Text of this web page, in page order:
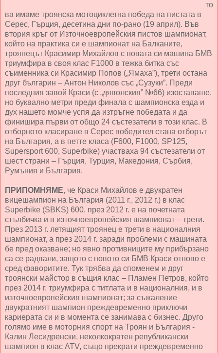
то
ва имаме троянска мотоциклетна победа на пистата в
Серес, Гърция, десетина дни по-рано (19 април). Във
втория кръг от Източноевропейския пистов шампионат,
който на практика си е шампионат на Балканите,
троянецът Красимир Михайлов с новата си машина БМВ
триумфира в своя клас F1000 в тежка битка със
съименника си Красимир Попов („Ямаха”), трети остана
друг българин – Антон Николов със „Сузуки”. Преди
последния завой Краси (с „дяволския” №66) изоставаше,
но буквално метри преди финала с шампионска езда и
дух нашето момче успя да изтръгне победата и да
финишира първи от общо 24 състезатели в този клас. В
отборното класиране в Серес победител стана отборът
на България, а в петте класа (F600, F1000, SP125,
Supersport 600, Superbike) участваха 94 състезатели от
шест страни – Гърция, Турция, Македония, Сърбия,
Румъния и България.
ПРИПОМНЯМЕ, че Краси Михайлов е двукратен
вицешампион на България (2011 г., 2012 г.) в клас
Superbike (SBKS) 600, през 2012 г. е на почетната
стълбичка и в източноевропейския шампионат – трети.
През 2013 г. летящият троянец е трети в националния
шампионат, а през 2014 г. заради проблеми с машината
бе пред оказване; но явно противниците му прибързано
са се радвали, защото с новото си БМВ Краси отново е
сред фаворитите. Тук трябва да споменем и друг
троянски майстор в същия клас – Пламен Петров, който
през 2014 г. триумфира с титлата и в националния, и в
източноевропейския шампионат; за съжаление
двукратният шампион преждевременно приключи
кариерата си и в момента се занимава с бизнес. Друго
голямо име в моторния спорт на Троян и България -
Калин Лесидренски, неколкократен републикански
шампион в клас ATV, също прекрати преждевременно